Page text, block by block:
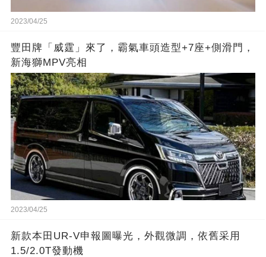
2023/04/25
豐田牌「威霆」來了，霸氣車頭造型+7座+側滑門，
新海獅MPV亮相
2023/04/25
新款本田UR-V申報圖曝光，外觀微調，依舊采用
1.5/2.0T發動機